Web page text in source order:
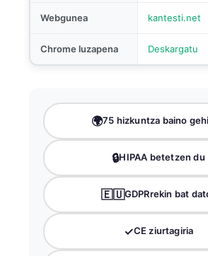
Webgunea kantesti.net
Chrome luzapena Deskargatu
🌍75 hizkuntza baino
🔒HIPAA betetzen du
🇪🇺GDPRrekin bat
✓CE ziurtagiria